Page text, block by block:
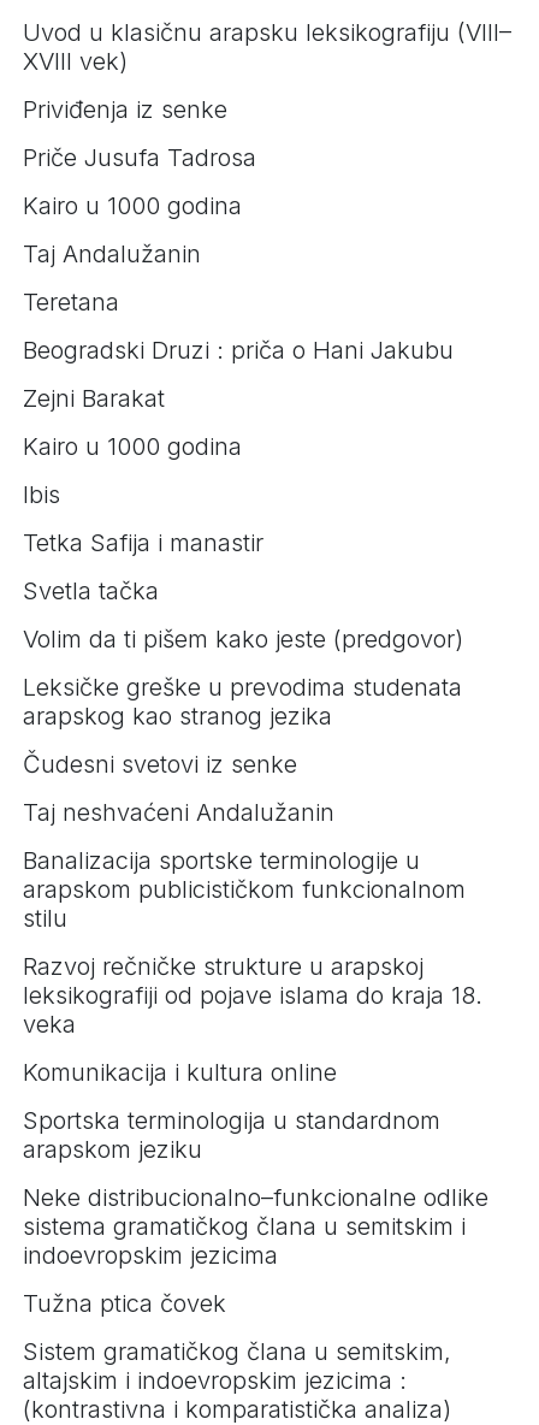
Uvod u klasičnu arapsku leksikografiju (VIII–
XVIII vek)
Priviđenja iz senke
Priče Jusufa Tadrosa
Kairo u 1000 godina
Taj Andalužanin
Teretana
Beogradski Druzi : priča o Hani Jakubu
Zejni Barakat
Kairo u 1000 godina
Ibis
Tetka Safija i manastir
Svetla tačka
Volim da ti pišem kako jeste (predgovor)
Leksičke greške u prevodima studenata
arapskog kao stranog jezika
Čudesni svetovi iz senke
Taj neshvaćeni Andalužanin
Banalizacija sportske terminologije u
arapskom publicističkom funkcionalnom
stilu
Razvoj rečničke strukture u arapskoj
leksikografiji od pojave islama do kraja 18.
veka
Komunikacija i kultura online
Sportska terminologija u standardnom
arapskom jeziku
Neke distribucionalno–funkcionalne odlike
sistema gramatičkog člana u semitskim i
indoevropskim jezicima
Tužna ptica čovek
Sistem gramatičkog člana u semitskim,
altajskim i indoevropskim jezicima :
(kontrastivna i komparatistička analiza)